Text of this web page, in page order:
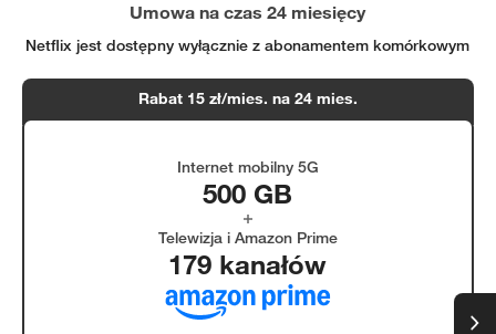
Umowa na czas 24 miesięcy
Netflix jest dostępny wyłącznie z abonamentem komórkowym
Rabat 15 zł/mies. na 24 mies.
Internet mobilny 5G
500 GB
Telewizja i Amazon Prime
179 kanałów